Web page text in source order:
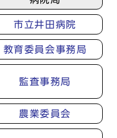
市立井田病院
教育委員会事務局
監査事務局
農業委員会